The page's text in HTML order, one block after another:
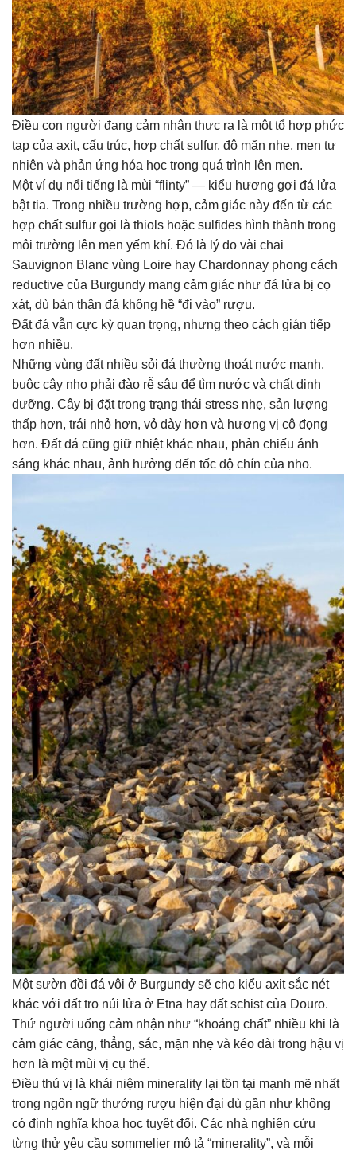
Điều con người đang cảm nhận thực ra là một tổ hợp phức
tạp của axit, cấu trúc, hợp chất sulfur, độ mặn nhẹ, men tự
nhiên và phản ứng hóa học trong quá trình lên men.
Một ví dụ nổi tiếng là mùi “flinty” — kiểu hương gợi đá lửa
bật tia. Trong nhiều trường hợp, cảm giác này đến từ các
hợp chất sulfur gọi là thiols hoặc sulfides hình thành trong
môi trường lên men yếm khí. Đó là lý do vài chai
Sauvignon Blanc vùng Loire hay Chardonnay phong cách
reductive của Burgundy mang cảm giác như đá lửa bị cọ
xát, dù bản thân đá không hề “đi vào” rượu.
Đất đá vẫn cực kỳ quan trọng, nhưng theo cách gián tiếp
hơn nhiều.
Những vùng đất nhiều sỏi đá thường thoát nước mạnh,
buộc cây nho phải đào rễ sâu để tìm nước và chất dinh
dưỡng. Cây bị đặt trong trạng thái stress nhẹ, sản lượng
thấp hơn, trái nhỏ hơn, vỏ dày hơn và hương vị cô đọng
hơn. Đất đá cũng giữ nhiệt khác nhau, phản chiếu ánh
sáng khác nhau, ảnh hưởng đến tốc độ chín của nho.
Một sườn đồi đá vôi ở Burgundy sẽ cho kiểu axit sắc nét
khác với đất tro núi lửa ở Etna hay đất schist của Douro.
Thứ người uống cảm nhận như “khoáng chất” nhiều khi là
cảm giác căng, thẳng, sắc, mặn nhẹ và kéo dài trong hậu vị
hơn là một mùi vị cụ thể.
Điều thú vị là khái niệm minerality lại tồn tại mạnh mẽ nhất
trong ngôn ngữ thưởng rượu hiện đại dù gần như không
có định nghĩa khoa học tuyệt đối. Các nhà nghiên cứu
từng thử yêu cầu sommelier mô tả “minerality”, và mỗi